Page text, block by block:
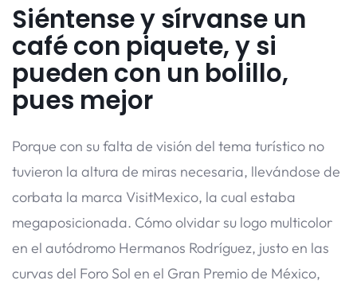
Siéntense y sírvanse un
café con piquete, y si
pueden con un bolillo,
pues mejor
Porque con su falta de visión del tema turístico no
tuvieron la altura de miras necesaria, llevándose de
corbata la marca VisitMexico, la cual estaba
megaposicionada. Cómo olvidar su logo multicolor
en el autódromo Hermanos Rodríguez, justo en las
curvas del Foro Sol en el Gran Premio de México,